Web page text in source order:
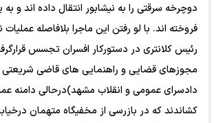
دوچرخه سرقتی را به نیشابور انتقال داده اند و
فروخته اند. با لو رفتن این ماجرا بلافاصله عملیات
رئیس کلانتری در دستورکار افسران تجسس
دادسرای عمومی و انقلاب مشهد)درحالی دامنه